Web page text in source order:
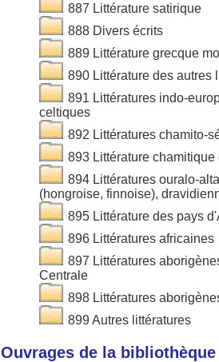
887 Littérature satirique
888 Divers écrits
889 Littérature grecque
890 Littérature des autres
891 Littératures indo-
celtiques
892 Littératures chamito-
893 Littérature chamitique
894 Littératures ouralo-
(hongroise, finnoise),
895 Littérature des pays
896 Littératures africaines
897 Littératures
Centrale
898 Littératures
899 Autres littératures
Ouvrages de la